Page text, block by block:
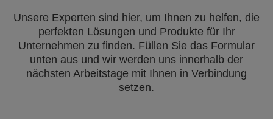
Unsere Experten sind hier, um Ihnen zu helfen, die
perfekten Lösungen und Produkte für Ihr
Unternehmen zu finden. Füllen Sie das Formular
unten aus und wir werden uns innerhalb der
nächsten Arbeitstage mit Ihnen in Verbindung
setzen.